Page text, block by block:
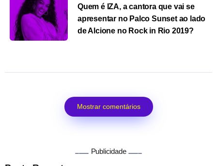
Quem é IZA, a cantora que vai se
apresentar no Palco Sunset ao lado
de Alcione no Rock in Rio 2019?
Mostrar comentários
Publicidade